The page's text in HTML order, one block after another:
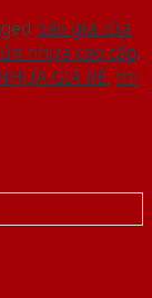
báo giá cửa
nhựa cao cấp,
GIÁ RẺ, thi